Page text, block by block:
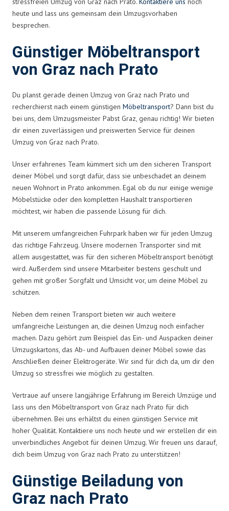
heute und lass uns gemeinsam dein Umzugsvorhaben
besprechen.
Günstiger Möbeltransport
von Graz nach Prato
Du planst gerade deinen Umzug von Graz nach Prato und
recherchierst nach einem günstigen Möbeltransport? Dann bist du
bei uns, dem Umzugsmeister Pabst Graz, genau richtig! Wir bieten
dir einen zuverlässigen und preiswerten Service für deinen
Umzug von Graz nach Prato.
Unser erfahrenes Team kümmert sich um den sicheren Transport
deiner Möbel und sorgt dafür, dass sie unbeschadet an deinem
neuen Wohnort in Prato ankommen. Egal ob du nur einige wenige
Möbelstücke oder den kompletten Haushalt transportieren
möchtest, wir haben die passende Lösung für dich.
Mit unserem umfangreichen Fuhrpark haben wir für jeden Umzug
das richtige Fahrzeug. Unsere modernen Transporter sind mit
allem ausgestattet, was für den sicheren Möbeltransport benötigt
wird. Außerdem sind unsere Mitarbeiter bestens geschult und
gehen mit großer Sorgfalt und Umsicht vor, um deine Möbel zu
schützen.
Neben dem reinen Transport bieten wir auch weitere
umfangreiche Leistungen an, die deinen Umzug noch einfacher
machen. Dazu gehört zum Beispiel das Ein- und Auspacken deiner
Umzugskartons, das Ab- und Aufbauen deiner Möbel sowie das
Anschließen deiner Elektrogeräte. Wir sind für dich da, um dir den
Umzug so stressfrei wie möglich zu gestalten.
Vertraue auf unsere langjährige Erfahrung im Bereich Umzüge und
lass uns den Möbeltransport von Graz nach Prato für dich
übernehmen. Bei uns erhältst du einen günstigen Service mit
hoher Qualität. Kontaktiere uns noch heute und wir erstellen dir ein
unverbindliches Angebot für deinen Umzug. Wir freuen uns darauf,
dich beim Umzug von Graz nach Prato zu unterstützen!
Günstige Beiladung von
Graz nach Prato